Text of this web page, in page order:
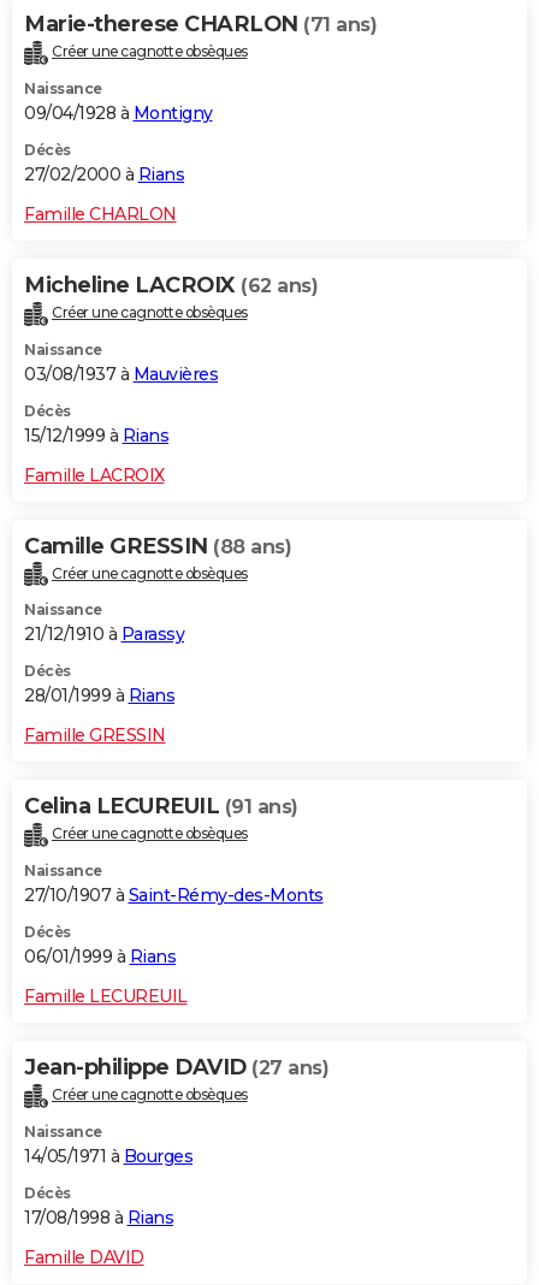
Marie-therese CHARLON (71 ans)
Créer une cagnotte obsèques
Naissance
09/04/1928 à Montigny
Décès
27/02/2000 à Rians
Famille CHARLON
Micheline LACROIX (62 ans)
Créer une cagnotte obsèques
Naissance
03/08/1937 à Mauvières
Décès
15/12/1999 à Rians
Famille LACROIX
Camille GRESSIN (88 ans)
Créer une cagnotte obsèques
Naissance
21/12/1910 à Parassy
Décès
28/01/1999 à Rians
Famille GRESSIN
Celina LECUREUIL (91 ans)
Créer une cagnotte obsèques
Naissance
27/10/1907 à Saint-Rémy-des-Monts
Décès
06/01/1999 à Rians
Famille LECUREUIL
Jean-philippe DAVID (27 ans)
Créer une cagnotte obsèques
Naissance
14/05/1971 à Bourges
Décès
17/08/1998 à Rians
Famille DAVID